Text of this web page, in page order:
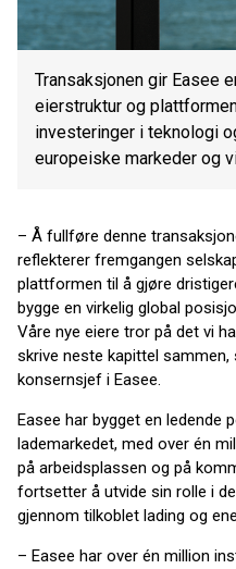
Transaksjonen gir Easee
eierstruktur og
investeringer i teknologi
europeiske markeder og
– Å fullføre denne
reflekterer fremgangen
plattformen til å gjøre
bygge en virkelig global
Våre nye eiere tror på det vi
skrive neste kapittel sammen,
konsernsjef i Easee.
Easee har bygget en ledende
lademarkedet, med over én
på arbeidsplassen og på
fortsetter å utvide sin rolle i
gjennom tilkoblet lading og
– Easee har over én million